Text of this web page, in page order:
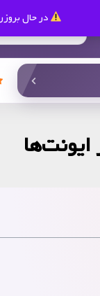
در حال
ایونت‌ها